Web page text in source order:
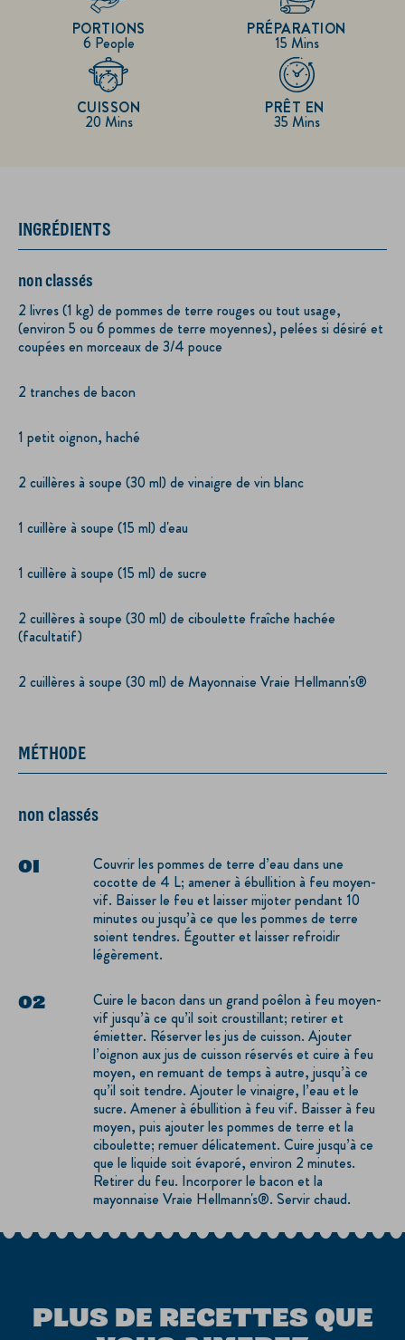
6 People
PORTIONS
15 Mins
PRÉPARATION
20 Mins
CUISSON
35 Mins
PRÊT EN
INGRÉDIENTS
non classés
2 livres (1 kg) de pommes de terre rouges ou tout usage,
(environ 5 ou 6 pommes de terre moyennes), pelées si désiré et
coupées en morceaux de 3/4 pouce
2 tranches de bacon
1 petit oignon, haché
2 cuillères à soupe (30 ml) de vinaigre de vin blanc
1 cuillère à soupe (15 ml) d'eau
1 cuillère à soupe (15 ml) de sucre
2 cuillères à soupe (30 ml) de ciboulette fraîche hachée
(facultatif)
2 cuillères à soupe (30 ml) de Mayonnaise Vraie Hellmann's®
MÉTHODE
non classés
Couvrir les pommes de terre d’eau dans une
cocotte de 4 L; amener à ébullition à feu moyen-
vif. Baisser le feu et laisser mijoter pendant 10
minutes ou jusqu’à ce que les pommes de terre
soient tendres. Égoutter et laisser refroidir
légèrement.
Cuire le bacon dans un grand poêlon à feu moyen-
vif jusqu’à ce qu’il soit croustillant; retirer et
émietter. Réserver les jus de cuisson. Ajouter
l’oignon aux jus de cuisson réservés et cuire à feu
moyen, en remuant de temps à autre, jusqu’à ce
qu’il soit tendre. Ajouter le vinaigre, l’eau et le
sucre. Amener à ébullition à feu vif. Baisser à feu
moyen, puis ajouter les pommes de terre et la
ciboulette; remuer délicatement. Cuire jusqu’à ce
que le liquide soit évaporé, environ 2 minutes.
Retirer du feu. Incorporer le bacon et la
mayonnaise Vraie Hellmann's®. Servir chaud.
PLUS DE RECETTES QUE